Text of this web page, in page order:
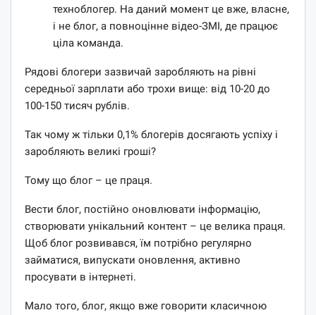
техноблогер. На даний момент це вже, власне,
і не блог, а повноцінне відео-ЗМІ, де працює
ціла команда.
Рядові блогери зазвичай заробляють на рівні
середньої зарплати або трохи вище: від 10-20 до
100-150 тисяч рублів.
Так чому ж тільки 0,1% блогерів досягають успіху і
заробляють великі гроші?
Тому що блог – це праця.
Вести блог, постійно оновлювати інформацію,
створювати унікальний контент – це велика праця.
Щоб блог розвивався, їм потрібно регулярно
займатися, випускати оновлення, активно
просувати в інтернеті.
Мало того, блог, якщо вже говорити класичною